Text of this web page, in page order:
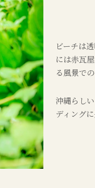
ビーチは
には赤瓦
る風景で
沖縄らし
ディング